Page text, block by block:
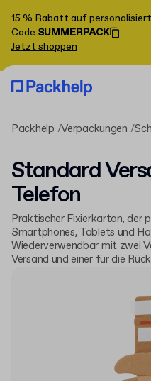
15 % Rabatt auf
Code:SUMMERPACK
Jetzt shoppen
Packhelp Verpackungen
Standard
Telefon
Praktischer Fixierkarton, der
Smartphones, Tablets und
Wiederverwendbar mit zwei
Versand und einer für die